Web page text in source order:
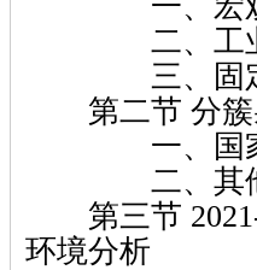
二、工业
三、固定
第二节 分簇
一、国家“
二、其他
第三节 2021-
环境分析